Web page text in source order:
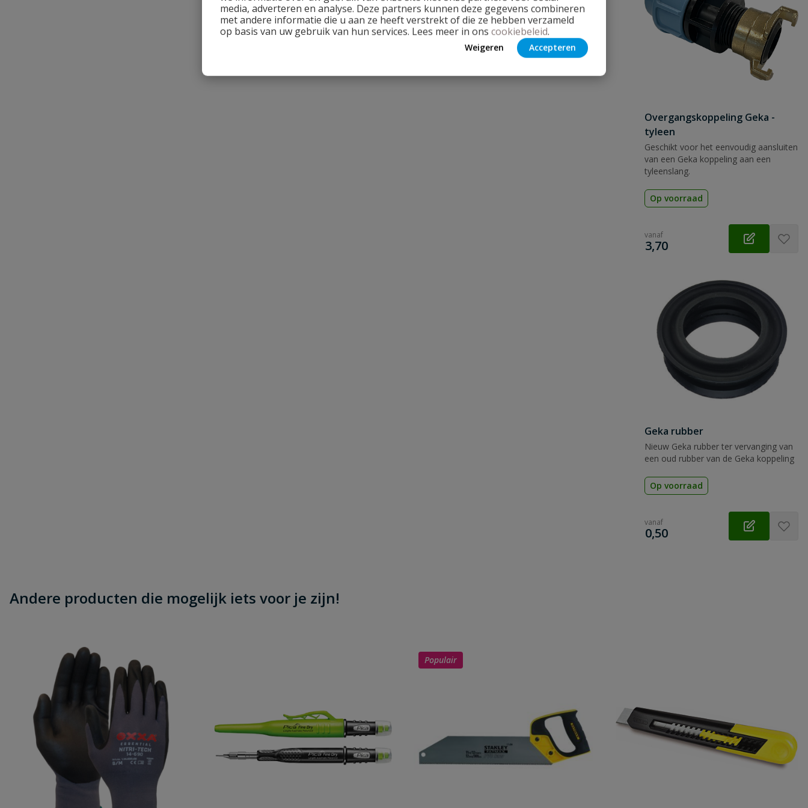
media, adverteren en analyse. Deze partners kunnen deze gegevens combineren
met andere informatie die u aan ze heeft verstrekt of die ze hebben verzameld
op basis van uw gebruik van hun services. Lees meer in ons cookiebeleid.
Weigeren Accepteren
Overgangskoppeling Geka -
tyleen
Geschikt voor het eenvoudig aansluiten
van een Geka koppeling aan een
tyleenslang.
Op voorraad
vanaf
€
3,70
Geka rubber
Nieuw Geka rubber ter vervanging van
een oud rubber van de Geka koppeling
Op voorraad
vanaf
€
0,50
Andere producten die mogelijk iets voor je zijn!
Populair